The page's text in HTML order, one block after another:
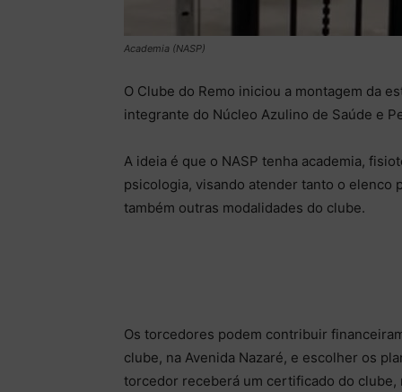
Academia (NASP)
O Clube do Remo iniciou a montagem da
integrante do Núcleo Azulino de Saúde e
A ideia é que o NASP tenha academia,
psicologia, visando atender tanto o elenco
também outras modalidades do clube.
Os torcedores podem contribuir
clube, na Avenida Nazaré, e escolher os
torcedor receberá um certificado do